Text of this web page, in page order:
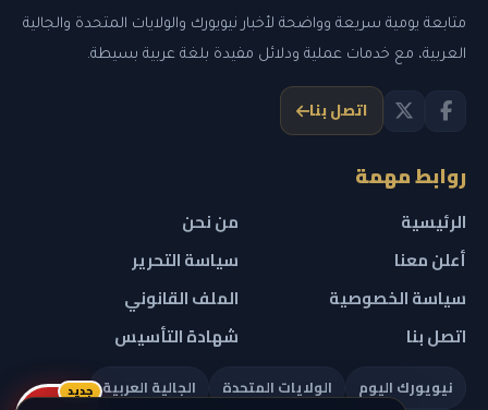
متابعة يومية سريعة وواضحة لأخبار نيويورك والولايات المتحدة والجالية
العربية، مع خدمات عملية ودلائل مفيدة بلغة عربية بسيطة.
اتصل بنا
روابط مهمة
الرئيسية
من نحن
أعلن معنا
سياسة التحرير
سياسة الخصوصية
الملف القانوني
اتصل بنا
شهادة التأسيس
نيويورك اليوم الولايات المتحدة الجالية العربية جديد